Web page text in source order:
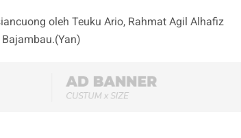
oleh Teuku Ario, Rahmat Agil Alhafiz